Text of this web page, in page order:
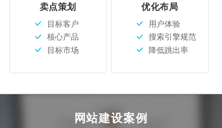
卖点策划
目标客户
核心产品
目标市场
优化布局
用户体验
搜索引擎规范
降低跳出率
网站建设案例